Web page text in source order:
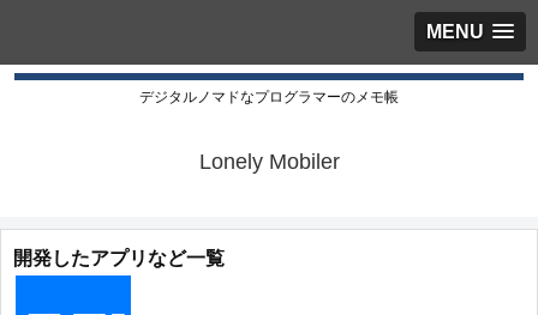
MENU
デジタルノマドなプログラマーのメモ帳
Lonely Mobiler
開発したアプリなど一覧